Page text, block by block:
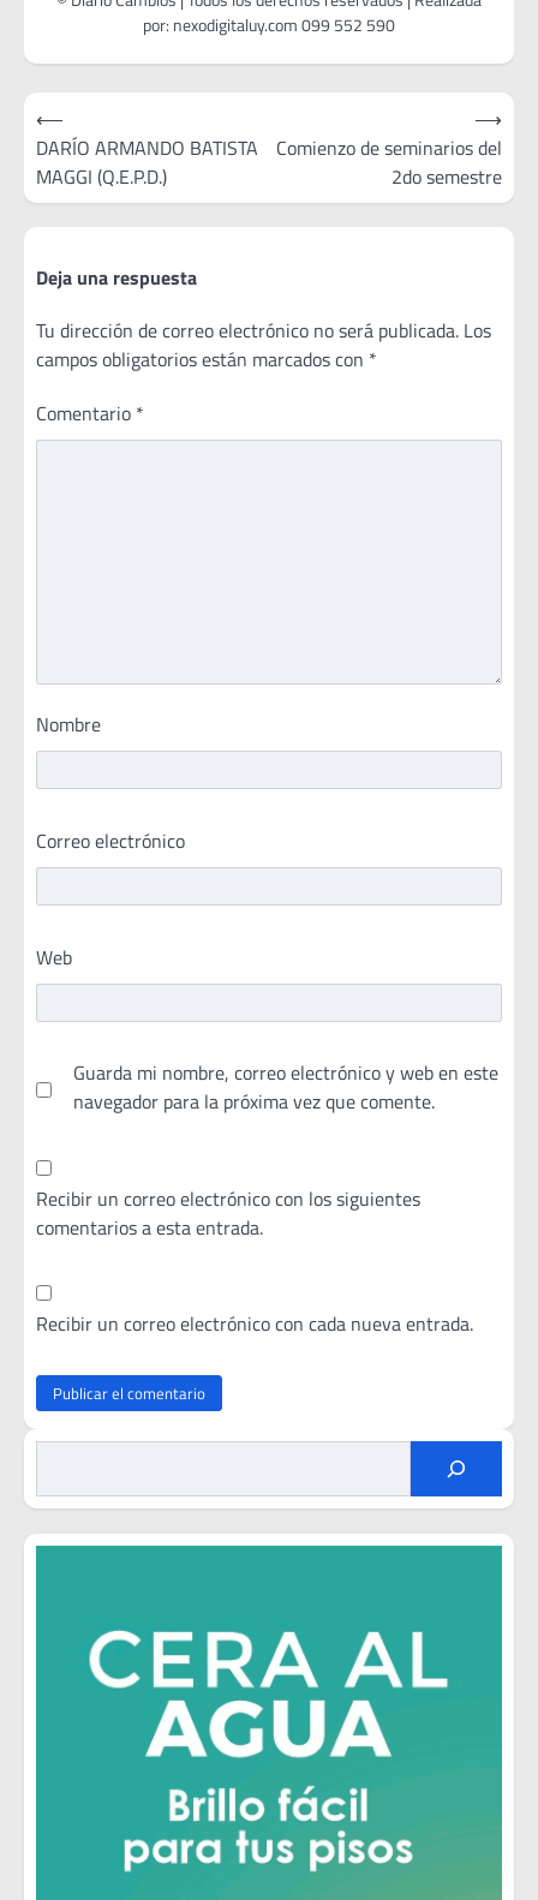
Navegación
de
entradas
⟵
DARÍO ARMANDO BATISTA
MAGGI (Q.E.P.D.)
Comienzo de seminarios del
2do semestre
⟶
Deja una respuesta
Tu dirección de correo electrónico no será publicada. Los
campos obligatorios están marcados con *
Comentario *
Nombre
Correo electrónico
Web
Guarda mi nombre, correo electrónico y web en este
navegador para la próxima vez que comente.
Recibir un correo electrónico con los siguientes
comentarios a esta entrada.
Recibir un correo electrónico con cada nueva entrada.